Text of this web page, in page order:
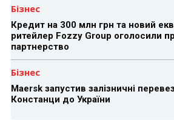
Бізнес
Кредит на 300 млн грн та новий
ритейлер Fozzy Group оголосили
партнерство
Бізнес
Maersk запустив залізничні
Констанци до України